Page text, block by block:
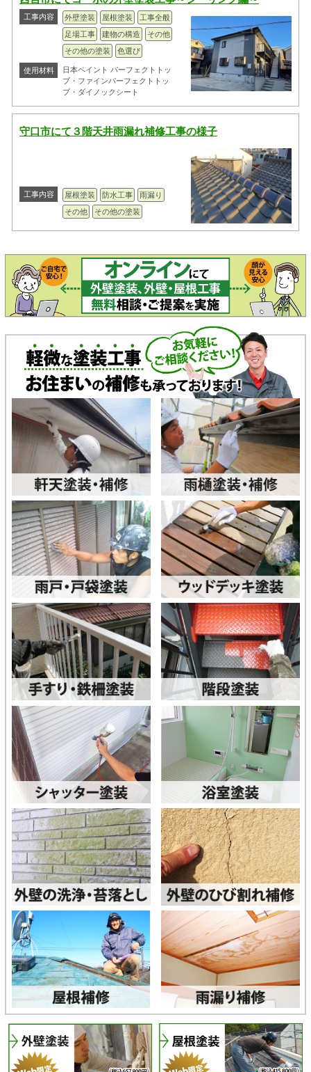
工事内容 外壁塗装 屋根塗装
工事全般
足場工事
建物の構造
その他
その他の塗装
色選び
使用材料
日本ペイント パーフェクトトッ
プ・ファインパーフェクトトッ
プ・ダイノックシート
守口市にて３階天井雨漏れ補修工事の様子
工事内容 屋根塗装 防水工事
雨漏り
その他
その他の塗装